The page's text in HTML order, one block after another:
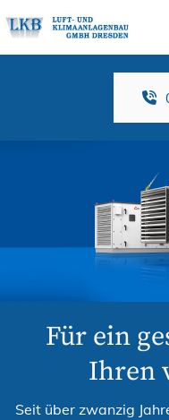
Zum Inhalt springen
Für ein
Ihren
Seit über zwanzig